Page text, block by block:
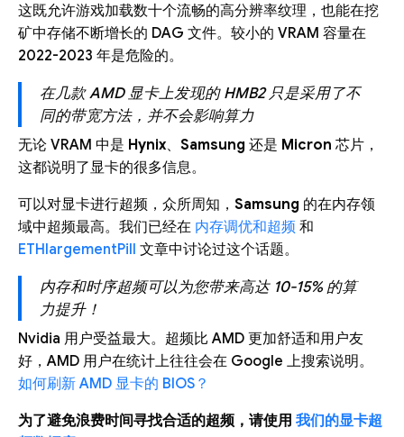
这既允许游戏加载数十个流畅的高分辨率纹理，也能在挖
矿中存储不断增长的 DAG 文件。较小的 VRAM 容量在
2022-2023 年是危险的。
在几款 AMD 显卡上发现的 HMB2 只是采用了不
同的带宽方法，并不会影响算力
无论 VRAM 中是 Hynix、 Samsung 还是 Micron 芯片，
这都说明了显卡的很多信息。
可以对显卡进行超频，众所周知， Samsung 的在内存领
域中超频最高。我们已经在 内存调优和超频 和
ETHlargementPill 文章中讨论过这个话题。
内存和时序超频可以为您带来高达 10-15% 的算
力提升！
Nvidia 用户受益最大。超频比 AMD 更加舒适和用户友
好，AMD 用户在统计上往往会在 Google 上搜索说明。
如何刷新 AMD 显卡的 BIOS？
为了避免浪费时间寻找合适的超频，请使用 我们的显卡超